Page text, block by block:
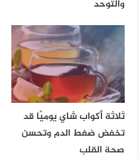
والتوحد
ثلاثة أكواب شاي يوميًا قد
تخفض ضغط الدم وتحسن
صحة القلب